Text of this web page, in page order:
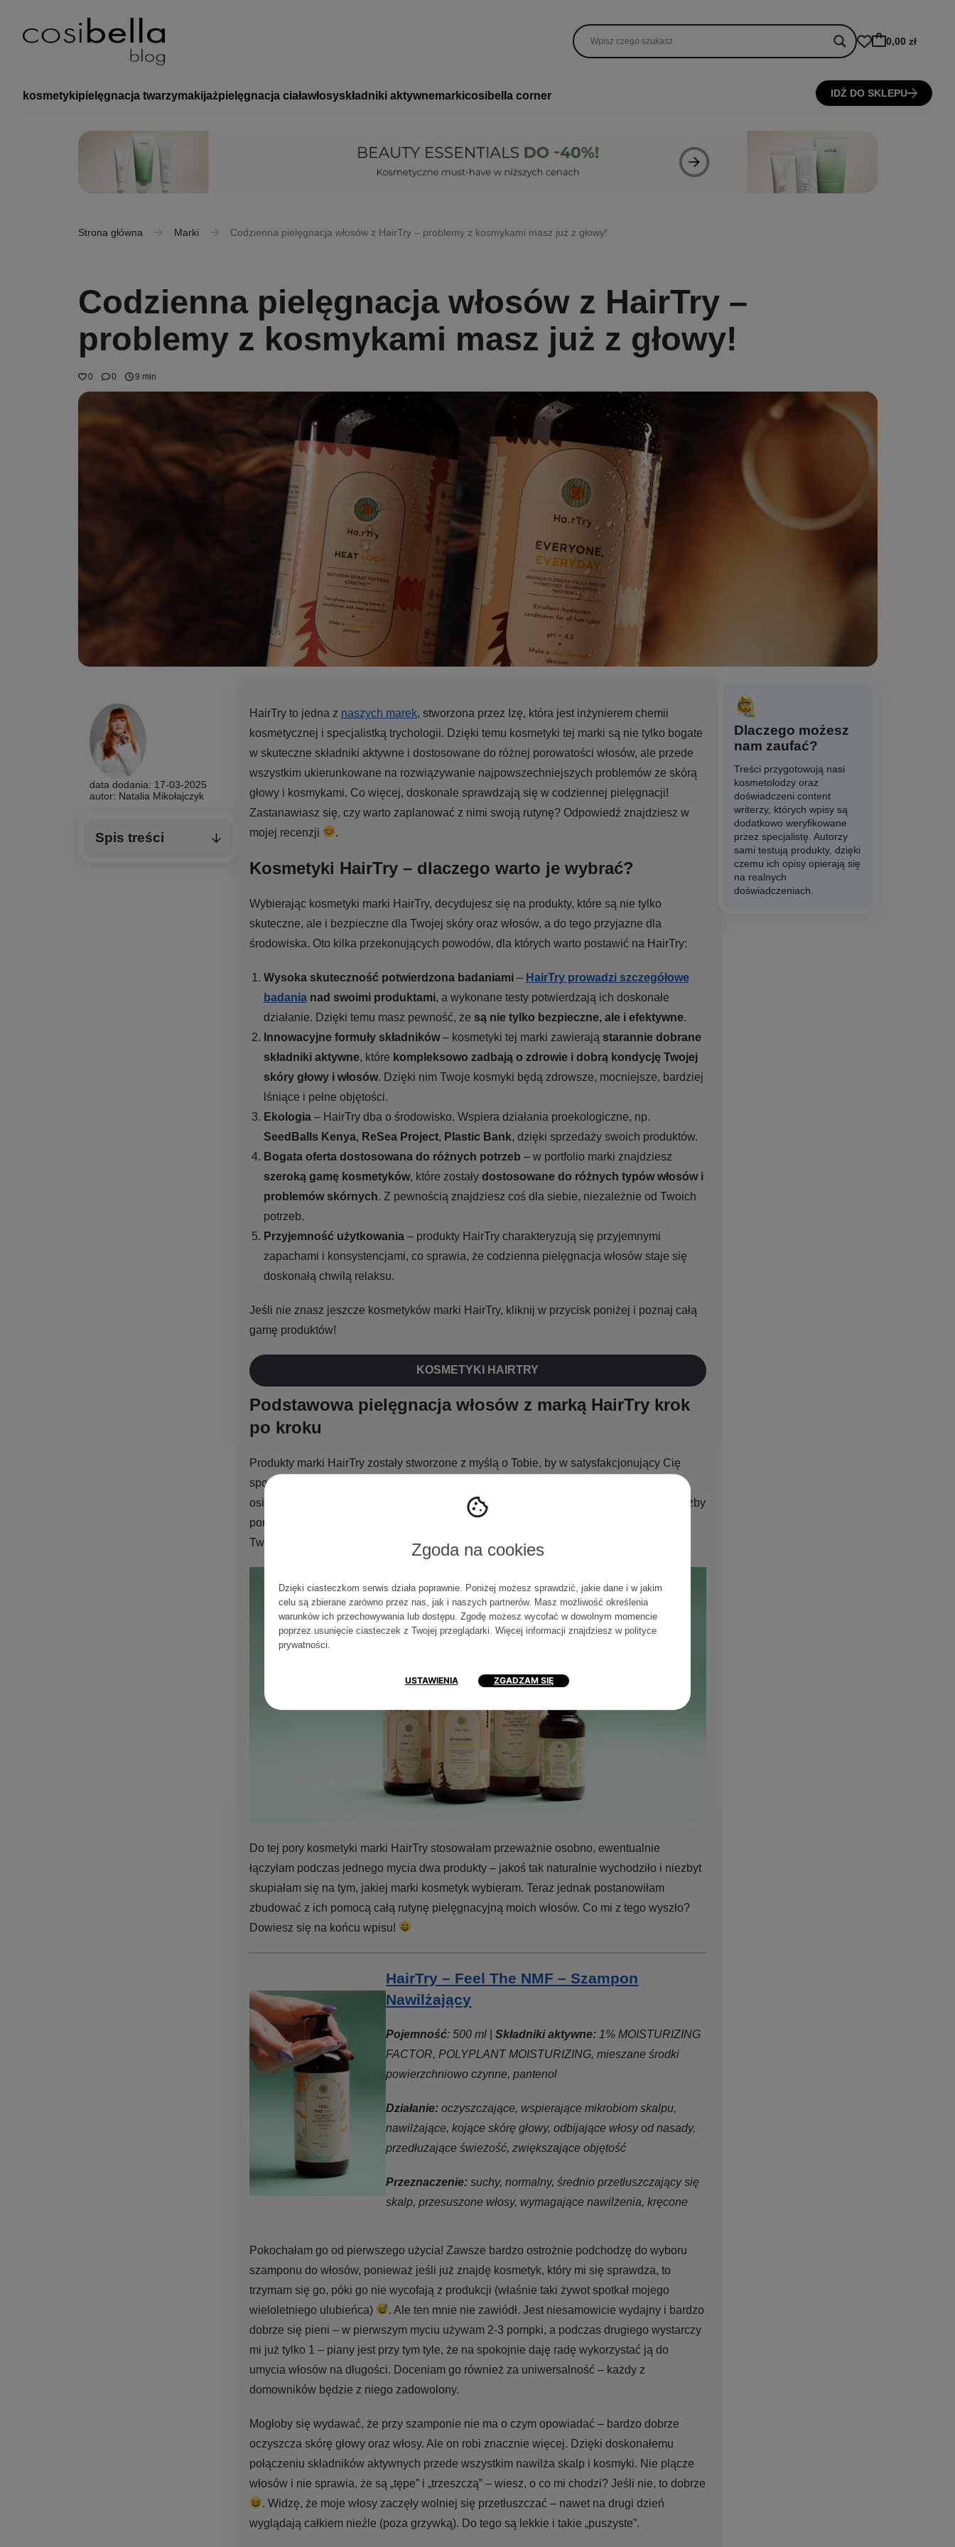
Zgoda na cookies
Dzięki ciasteczkom serwis działa poprawnie. Poniżej możesz sprawdzić, jakie dane i w jakim
celu są zbierane zarówno przez nas, jak i naszych partnerów. Masz możliwość określenia
warunków ich przechowywania lub dostępu. Zgodę możesz wycofać w dowolnym momencie
poprzez usunięcie ciasteczek z Twojej przeglądarki. Więcej informacji znajdziesz wpolityce
prywatności.
USTAWIENIA ZGADZAM SIĘ
0,00 zł
kosmetykipielęgnacja twarzymakijażpielęgnacja ciaławłosyskładniki aktywnemarkicosibella corner IDŹ DO SKLEPU
Strona główna Marki Codzienna pielęgnacja włosów z HairTry – problemy z kosmykami masz już z głowy!
Codzienna pielęgnacja włosów z HairTry –
problemy z kosmykami masz już z głowy!
0 0 9 min
data dodania: 17-03-2025
autor: Natalia Mikołajczyk
Spis treści
HairTry to jedna z naszych marek, stworzona przez Izę, która jest inżynierem chemii
kosmetycznej i specjalistką trychologii. Dzięki temu kosmetyki tej marki są nie tylko bogate
w skuteczne składniki aktywne i dostosowane do różnej porowatości włosów, ale przede
wszystkim ukierunkowane na rozwiązywanie najpowszechniejszych problemów ze skórą
głowy i kosmykami. Co więcej, doskonale sprawdzają się w codziennej pielęgnacji!
Zastanawiasz się, czy warto zaplanować z nimi swoją rutynę? Odpowiedź znajdziesz w
mojej recenzji
.
Kosmetyki HairTry – dlaczego warto je wybrać?
Wybierając kosmetyki marki HairTry, decydujesz się na produkty, które są nie tylko
skuteczne, ale i bezpieczne dla Twojej skóry oraz włosów, a do tego przyjazne dla
środowiska. Oto kilka przekonujących powodów, dla których warto postawić na HairTry:
Wysoka skuteczność potwierdzona badaniami– HairTry prowadzi szczegółowe
badanianad swoimi produktami, a wykonane testy potwierdzają ich doskonałe
działanie. Dzięki temu masz pewność, że są nie tylko bezpieczne, ale i efektywne​.
Innowacyjne formuły składników– kosmetyki tej marki zawierają starannie dobrane
składniki aktywne, które kompleksowo zadbają o zdrowie i dobrą kondycję Twojej
skóry głowy i włosów. Dzięki nim Twoje kosmyki będą zdrowsze, mocniejsze, bardziej
lśniące i pełne objętości.
Ekologia– HairTry dba o środowisko. Wspiera działania proekologiczne, np.
SeedBalls Kenya, ReSea Project, Plastic Bank, dzięki sprzedaży swoich produktów.
Bogata oferta dostosowana do różnych potrzeb – w portfolio marki znajdziesz
szeroką gamę kosmetyków, które zostały dostosowane do różnych typów włosów i
problemów skórnych. Z pewnością znajdziesz coś dla siebie, niezależnie od Twoich
potrzeb.
Przyjemność użytkowania– produkty HairTry charakteryzują się przyjemnymi
zapachami i konsystencjami, co sprawia, że codzienna pielęgnacja włosów staje się
doskonałą chwilą relaksu​.
Jeśli nie znasz jeszcze kosmetyków marki HairTry, kliknij w przycisk poniżej i poznaj całą
gamę produktów!
KOSMETYKI HAIRTRY
Podstawowa pielęgnacja włosów z marką HairTry krok
po kroku
Produkty marki HairTry zostały stworzone z myślą o Tobie, by w satysfakcjonujący Cię
sposób zadbać o Twoją skórę głowy oraz włosy na długości. Z nimi w szybkim tempie
osiągniesz upragniony rezultat (oczywiście przez noc nie urosną Ci o 20 cm, ale chociażby
pomogą Ci zahamować wypadanie i przyspieszą porost
Twojej łazience? Mam nadzieję, że moja recenzja udowodni Ci, że warto to zmienić
Do tej pory kosmetyki marki HairTry stosowałam przeważnie osobno, ewentualnie
łączyłam podczas jednego mycia dwa produkty – jakoś tak naturalnie wychodziło i niezbyt
skupiałam się na tym, jakiej marki kosmetyk wybieram. Teraz jednak postanowiłam
zbudować z ich pomocą całą rutynę pielęgnacyjną moich włosów. Co mi z tego wyszło?
Dowiesz się na końcu wpisu!
HairTry – Feel The NMF – Szampon
Nawilżający
Pojemność: 500 ml Składniki aktywne: 1% MOISTURIZING
FACTOR, POLYPLANT MOISTURIZING, mieszane środki
powierzchniowo czynne, pantenol
Działanie: oczyszczające, wspierające mikrobiom skalpu,
nawilżające, kojące skórę głowy, odbijające włosy od nasady,
przedłużające świeżość, zwiększające objętość
Przeznaczenie:suchy, normalny, średnio przetłuszczający się
skalp, przesuszone włosy, wymagające nawilżenia, kręcone
Pokochałam go od pierwszego użycia! Zawsze bardzo ostrożnie podchodzę do wyboru
szamponu do włosów, ponieważ jeśli już znajdę kosmetyk, który mi się sprawdza, to
trzymam się go, póki go nie wycofają z produkcji (właśnie taki żywot spotkał mojego
wieloletniego ulubieńca)
. Ale ten mnie nie zawiódł. Jest niesamowicie wydajny i bardzo
dobrze się pieni – w pierwszym myciu używam 2-3 pompki, a podczas drugiego wystarczy
mi już tylko 1 – piany jest przy tym tyle, że na spokojnie daję radę wykorzystać ją do
umycia włosów na długości. Doceniam go również za uniwersalność – każdy z
domowników będzie z niego zadowolony.
Mogłoby się wydawać, że przy szamponie nie ma o czym opowiadać – bardzo dobrze
oczyszcza skórę głowy oraz włosy. Ale on robi znacznie więcej. Dzięki doskonałemu
połączeniu składników aktywnych przede wszystkim nawilża skalp i kosmyki. Nie plącze
włosów i nie sprawia, że są „tępe” i „trzeszczą” – wiesz, o co mi chodzi? Jeśli nie, to dobrze
. Widzę, że moje włosy zaczęły wolniej się przetłuszczać – nawet na drugi dzień
wyglądają całkiem nieźle (poza grzywką). Do tego są lekkie i takie „puszyste”.
Dlaczego możesz
nam zaufać?
Treści przygotowują nasi
kosmetolodzy oraz
doświadczeni content
writerzy, których wpisy są
dodatkowo weryfikowane
przez specjalistę. Autorzy
sami testują produkty, dzięki
czemu ich opisy opierają się
na realnych
doświadczeniach.